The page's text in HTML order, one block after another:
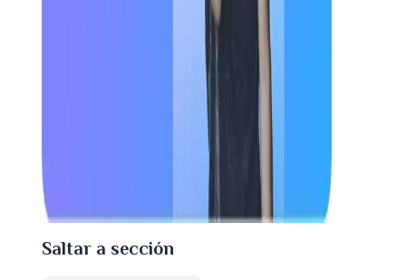
Saltar a sección